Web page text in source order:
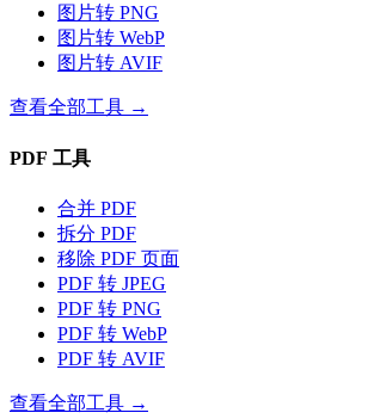
图片转 PNG
图片转 WebP
图片转 AVIF
查看全部工具 →
PDF 工具
合并 PDF
拆分 PDF
移除 PDF 页面
PDF 转 JPEG
PDF 转 PNG
PDF 转 WebP
PDF 转 AVIF
查看全部工具 →